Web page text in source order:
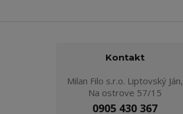
Kontakt
Milan Filo s.r.o. Liptovský Ján,
Na ostrove 57/15
0905 430 367